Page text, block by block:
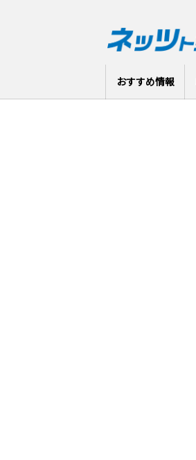
おすすめ情報